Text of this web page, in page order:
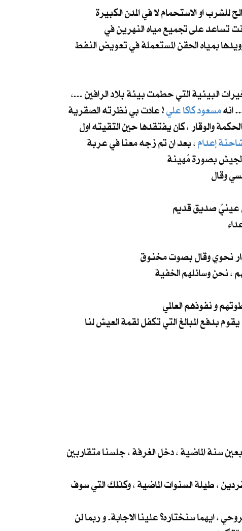
ماء صالح للشرب او الاستحمام لا في المدن الكبيرة
تساعد على تجميع مياه النهرين في
بمياه الحقن المستعملة في تعويض النفط
البيئية التي حطمت بيئة بلاد الرافين ...،
انهمسعود كاكا علي! عادت بي نظرته الصقرية
والوقار ، كان يفتقدها حين التقيته اول
إعدام، بعد ان تم زجه معنا في عربة
الجيش بصورة مُهينة
وقال
نحوي وقال بصوت مخنوق
سنة الماضية ، دخل الغرفة ، جلسنا متقاربين
، طيلة السنوات الماضية ، وكذلك التي سوف
، ايهما سنختاره؟ علينا الاجابة. و ربما لن